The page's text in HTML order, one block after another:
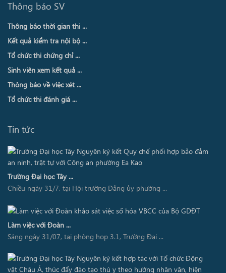
Thông báo SV
Thông báo thời gian thi ...
Kết quả kiểm tra nội bộ ...
Tổ chức thi chứng chỉ ...
Sinh viên xem kết quả ...
Thông báo về việc xét ...
Tổ chức thi đánh giá ...
Tin tức
Trường Đại học Tây ...
Chiều ngày 31/7, tại Hội trường Đảng ủy phường ...
Làm việc với Đoàn ...
Sáng ngày 31/07, tại phòng họp 3.1, Trường Đại ...